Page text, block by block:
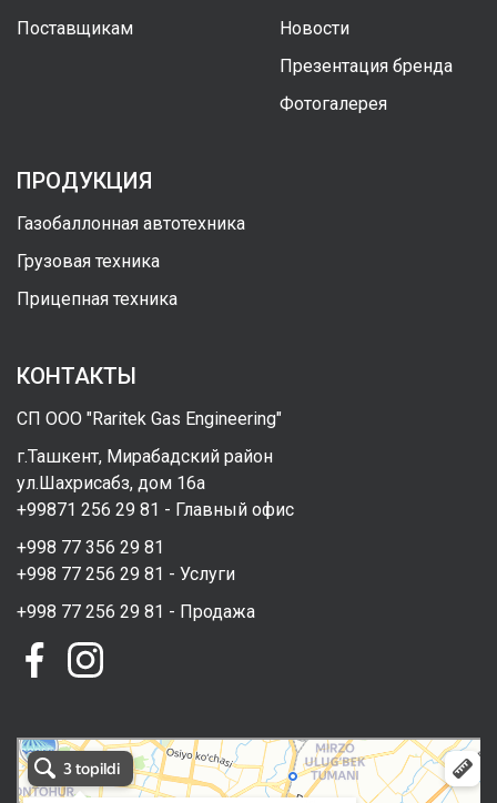
Поставщикам
Новости
Презентация бренда
Фотогалерея
ПРОДУКЦИЯ
Газобаллонная автотехника
Грузовая техника
Прицепная техника
КОНТАКТЫ
СП ООО "Raritek Gas Engineering"
г.Ташкент, Мирабадский район
ул.Шахрисабз, дом 16а
+99871 256 29 81 - Главный офис
+998 77 356 29 81
+998 77 256 29 81 - Услуги
+998 77 256 29 81 - Продажа
RAritek Gas Engineering в Ташкенте
Ташкент